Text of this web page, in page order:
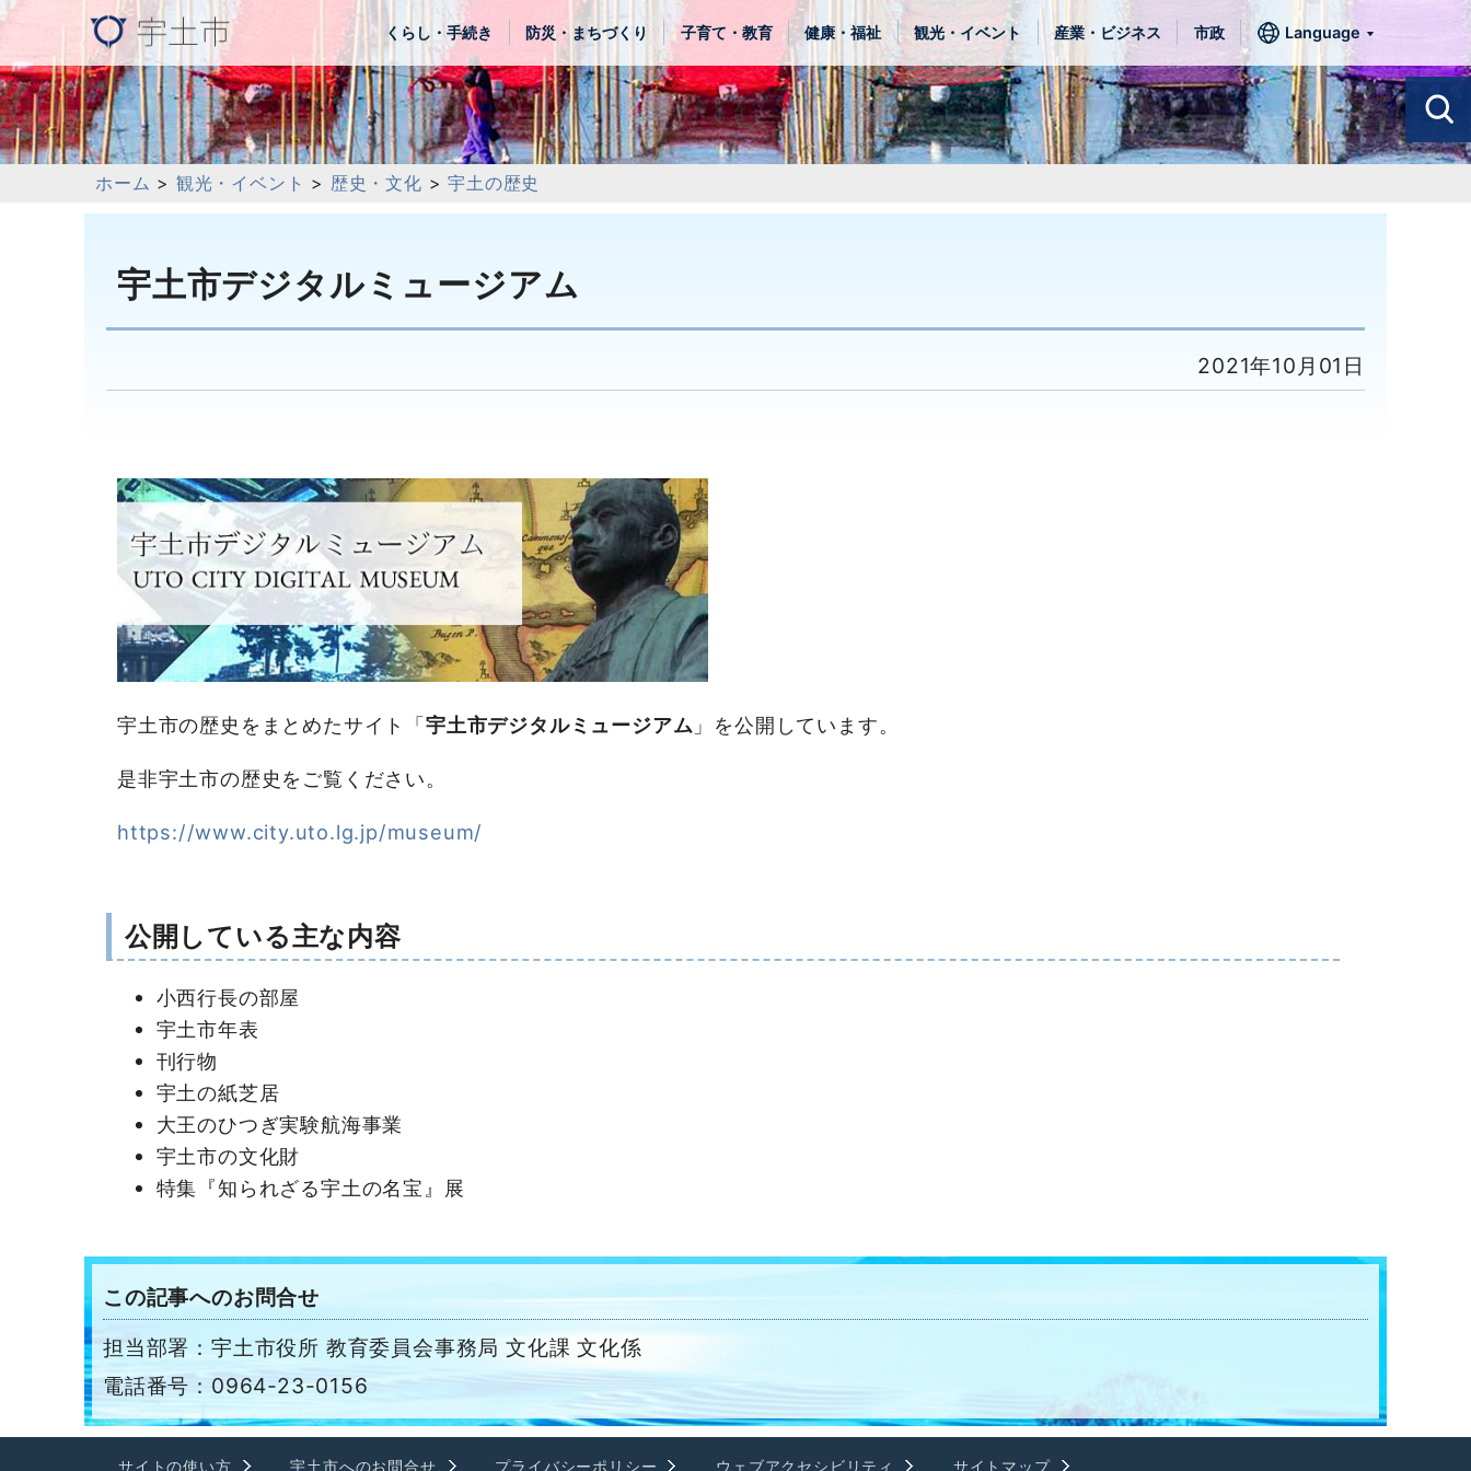
くらし・手続き 防災・まちづくり 子育て・教育 健康・福祉 観光・イベント 産業・ビジネス 市政 Language
ホーム > 観光・イベント > 歴史・文化 >宇土の歴史
宇土市デジタルミュージアム
2021年10月01日
宇土市の歴史をまとめたサイト「宇土市デジタルミュージアム 」を公開しています。
是非宇土市の歴史をご覧ください。
https://www.city.uto.lg.jp/museum/
公開している主な内容
小西行長の部屋
宇土市年表
刊行物
宇土の紙芝居
大王のひつぎ実験航海事業
宇土市の文化財
特集『知られざる宇土の名宝』展
この記事へのお問合せ
担当部署：宇土市役所 教育委員会事務局 文化課 文化係
電話番号：0964-23-0156
サイトの使い方 宇土市へのお問合せ プライバシーポリシー ウェブアクセシビリティ サイトマップ